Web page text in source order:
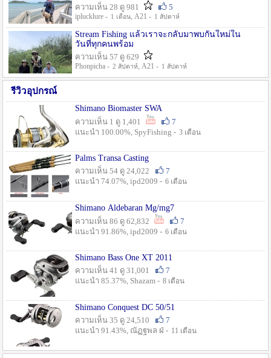
ความเห็น 28 ดู 981
5
iplucklure - 1 เดือน, A21 - 1 สัปดาห์
Stream Fishing แล้วเราจะกลับมาพบกันใหม่ใน
วันที่ทุกคนพร้อม
ความเห็น 57 ดู 629
Phonpicha - 2 สัปดาห์, A21 - 1 สัปดาห์
รีวิวอุปกรณ์
Shimano Biomaster SWA
ความเห็น 1 ดู 1,401
7
แนะนำ 100.00%, SpyFishing - 3 เดือน
Palms Transa Casting
ความเห็น 54 ดู 24,022
7
แนะนำ 74.07%, ipd2009 - 6 เดือน
Shimano Aldebaran Mg/mg7
ความเห็น 86 ดู 62,832
7
แนะนำ 91.86%, ipd2009 - 6 เดือน
Shimano Bass One XT 2011
ความเห็น 41 ดู 31,001
7
แนะนำ 85.37%, Shazam - 8 เดือน
Shimano Conquest DC 50/51
ความเห็น 35 ดู 24,510
7
แนะนำ 91.43%, ณัฏฐพล ฝ่ - 11 เดือน